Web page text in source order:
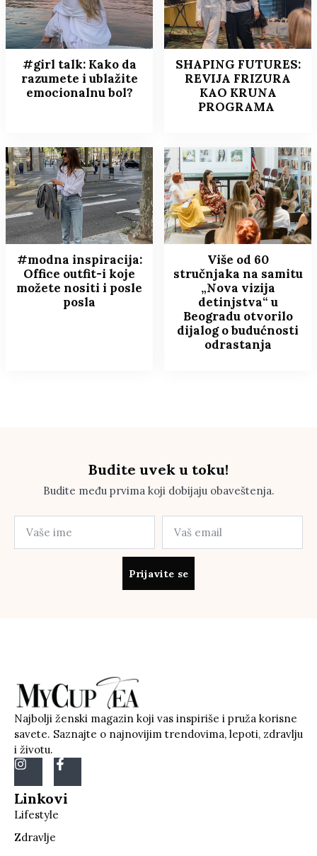
#girl talk: Kako da
razumete i ublažite
emocionalnu bol?
SHAPING FUTURES:
REVIJA FRIZURA
KAO KRUNA
PROGRAMA
#modna inspiracija:
Office outfit-i koje
možete nositi i posle
posla
Više od 60
stručnjaka na samitu
„Nova vizija
detinjstva“ u
Beogradu otvorilo
dijalog o budućnosti
odrastanja
Budite uvek u toku!
Budite među prvima koji dobijaju obaveštenja.
Prijavite se
Najbolji ženski magazin koji vas inspiriše i pruža korisne
savete. Saznajte o najnovijim trendovima, lepoti, zdravlju
i životu.
Linkovi
Lifestyle
Zdravlje